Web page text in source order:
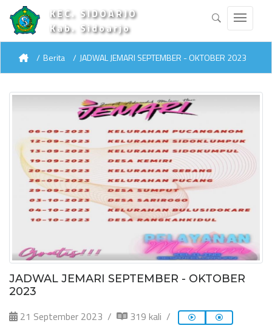
KEC. SIDOARJO
Kab. Sidoarjo
Berita JADWAL JEMARI SEPTEMBER - OKTOBER 2023
JADWAL JEMARI SEPTEMBER - OKTOBER
2023
21 September 2023 319 kali